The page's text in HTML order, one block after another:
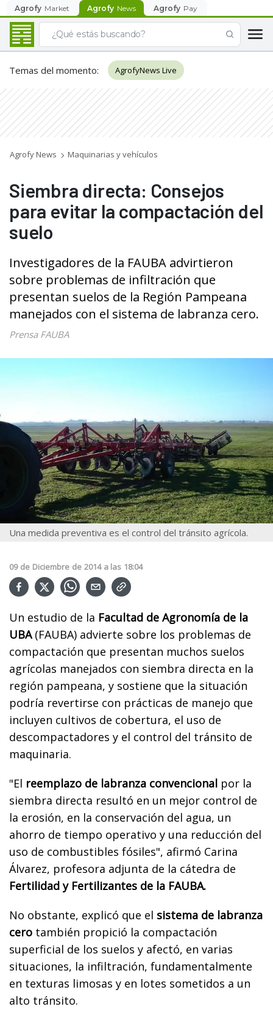
Agrofy Market Agrofy News Agrofy Pay
Temas del momento: AgrofyNews Live
Agrofy News Maquinarias y vehículos
Siembra directa: Consejos
para evitar la compactación del
suelo
Investigadores de la FAUBA advirtieron
sobre problemas de infiltración que
presentan suelos de la Región Pampeana
manejados con el sistema de labranza cero.
Prensa FAUBA
Una medida preventiva es el control del tránsito agrícola.
09 de Diciembre de 2014 a las 18:04
Un estudio de la Facultad de Agronomía de la
UBA(FAUBA) advierte sobre los problemas de
compactación que presentan muchos suelos
agrícolas manejados con siembra directa en la
región pampeana, y sostiene que la situación
podría revertirse con prácticas de manejo que
incluyen cultivos de cobertura, el uso de
descompactadores y el control del tránsito de
maquinaria.
"El reemplazo de labranza convencional por la
siembra directa resultó en un mejor control de
la erosión, en la conservación del agua, un
ahorro de tiempo operativo y una reducción del
uso de combustibles fósiles", afirmó Carina
Álvarez, profesora adjunta de la cátedra de
Fertilidad y Fertilizantes de la FAUBA.
No obstante, explicó que el sistema de labranza
cero también propició la compactación
superficial de los suelos y afectó, en varias
situaciones, la infiltración, fundamentalmente
en texturas limosas y en lotes sometidos a un
alto tránsito.